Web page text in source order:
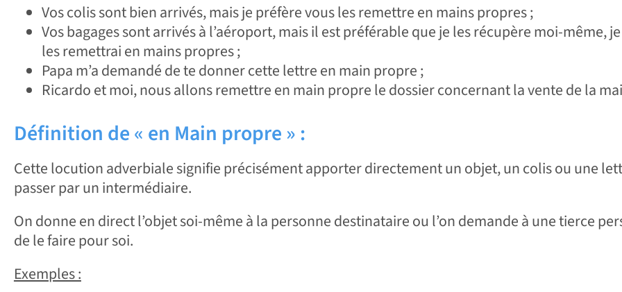
Vos colis sont bien arrivés, mais je préfère vous les remettre en mains propres ;
Vos bagages sont arrivés à l’aéroport, mais il est préférable que je les récupère moi-même,
les remettrai en mains propres ;
Papa m’a demandé de te donner cette lettre en main propre ;
Ricardo et moi, nous allons remettre en main propre le dossier concernant la vente de la
Définition de « en Main propre » :
Cette locution adverbiale signifie précisément apporter directement un objet, un colis ou une
passer par un intermédiaire.
On donne en direct l’objet soi-même à la personne destinataire ou l’on demande à une tierce
de le faire pour soi.
Exemples :